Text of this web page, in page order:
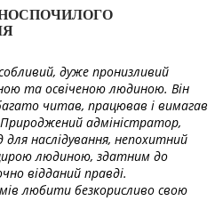
дуже пронизливий
та освіченою людиною. Він
багато читав, працював і вимагав
Природжений адміністратор,
наслідування, непохитний
людиною, здатним до
відданий правді.
любити безкорисливо свою